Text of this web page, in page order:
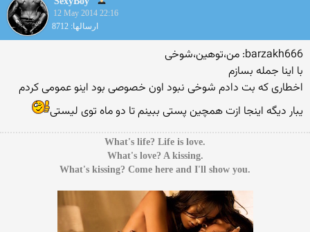
12 May 2014 22:16
ارسالها: 8712
barzakh666: من،توهین،شوخی
با اینا جمله بسازم
اخطاری که بت دادم شوخی نبود اون خصوصی بود اینو عمومی کردم
یبار دیگه اینجا ازت همچین پستی ببینم تا دو ماه توی لیستی
.What's life? Life is love
.What's love? A kissing
.What's kissing? Come here and I'll show you